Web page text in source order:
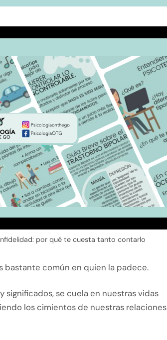
por qué te cuesta tanto contarlo
bastante común en quien la padece.
significados, se cuela en nuestras vidas
los cimientos de nuestras relaciones